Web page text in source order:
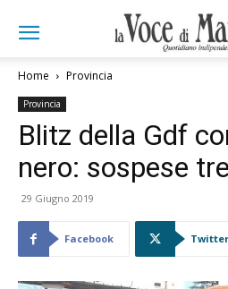
Home Provincia
Provincia
Blitz della Gdf
nero: sospese
29 Giugno 2019
Facebook Twitter